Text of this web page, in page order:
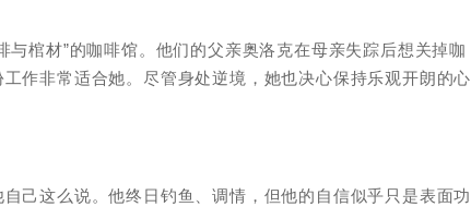
棺材”的咖啡馆。他们的父亲奥洛克在母亲失踪后想关掉咖
作非常适合她。尽管身处逆境，她也决心保持乐观开朗的心
己这么说。他终日钓鱼、调情，但他的自信似乎只是表面功